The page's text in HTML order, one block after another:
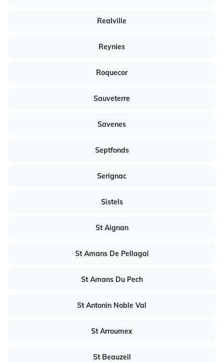
Realville
Reynies
Roquecor
Sauveterre
Savenes
Septfonds
Serignac
Sistels
St Aignan
St Amans De Pellagal
St Amans Du Pech
St Antonin Noble Val
St Arroumex
St Beauzeil